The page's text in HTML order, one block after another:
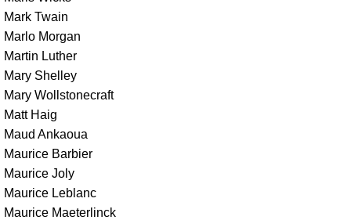
Mark Twain
Marlo Morgan
Martin Luther
Mary Shelley
Mary Wollstonecraft
Matt Haig
Maud Ankaoua
Maurice Barbier
Maurice Joly
Maurice Leblanc
Maurice Maeterlinck